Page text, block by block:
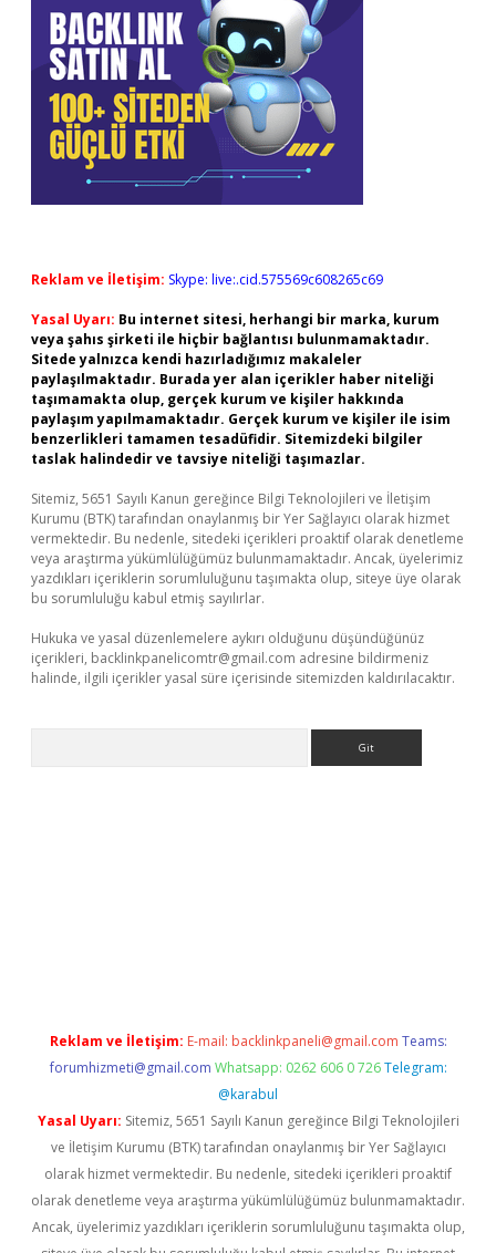
Reklam ve İletişim: Skype: live:.cid.575569c608265c69
Yasal Uyarı: Bu internet sitesi, herhangi bir marka, kurum
veya şahıs şirketi ile hiçbir bağlantısı bulunmamaktadır.
Sitede yalnızca kendi hazırladığımız makaleler
paylaşılmaktadır. Burada yer alan içerikler haber niteliği
taşımamakta olup, gerçek kurum ve kişiler hakkında
paylaşım yapılmamaktadır. Gerçek kurum ve kişiler ile isim
benzerlikleri tamamen tesadüfidir. Sitemizdeki bilgiler
taslak halindedir ve tavsiye niteliği taşımazlar.
Sitemiz, 5651 Sayılı Kanun gereğince Bilgi Teknolojileri ve İletişim
Kurumu (BTK) tarafından onaylanmış bir Yer Sağlayıcı olarak hizmet
vermektedir. Bu nedenle, sitedeki içerikleri proaktif olarak denetleme
veya araştırma yükümlülüğümüz bulunmamaktadır. Ancak, üyelerimiz
yazdıkları içeriklerin sorumluluğunu taşımakta olup, siteye üye olarak
bu sorumluluğu kabul etmiş sayılırlar.
Hukuka ve yasal düzenlemelere aykırı olduğunu düşündüğünüz
içerikleri, backlinkpanelicomtr@gmail.com adresine bildirmeniz
halinde, ilgili içerikler yasal süre içerisinde sitemizden kaldırılacaktır.
Reklam ve İletişim: E-mail: backlinkpaneli@gmail.com Teams:
forumhizmeti@gmail.com Whatsapp: 0262 606 0 726 Telegram:
@karabul
Yasal Uyarı: Sitemiz, 5651 Sayılı Kanun gereğince Bilgi Teknolojileri
ve İletişim Kurumu (BTK) tarafından onaylanmış bir Yer Sağlayıcı
olarak hizmet vermektedir. Bu nedenle, sitedeki içerikleri proaktif
olarak denetleme veya araştırma yükümlülüğümüz bulunmamaktadır.
Ancak, üyelerimiz yazdıkları içeriklerin sorumluluğunu taşımakta olup,